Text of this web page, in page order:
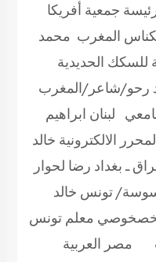
جمعية أفريكا
المغرب محمد
للسكك الحديدية
شاعر/المغرب
لبنان ابراهيم
الالكترونية خالد
ـ بغداد رضا لحوار
تونس خالد
معلم تونس
مصر العربية